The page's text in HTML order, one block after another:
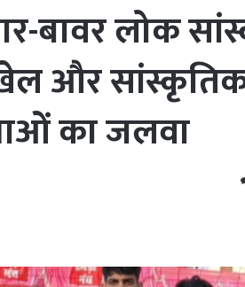
बावर लोक
और
का जलवा